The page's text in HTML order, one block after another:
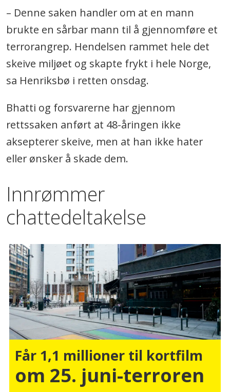
– Denne saken handler om at en mann
brukte en sårbar mann til å gjennomføre et
terrorangrep. Hendelsen rammet hele det
skeive miljøet og skapte frykt i hele Norge,
sa Henriksbø i retten onsdag.
Bhatti og forsvarerne har gjennom
rettssaken anført at 48-åringen ikke
aksepterer skeive, men at han ikke hater
eller ønsker å skade dem.
Innrømmer
chattedeltakelse
Får 1,1 millioner til kortfilm
om 25. juni-terroren